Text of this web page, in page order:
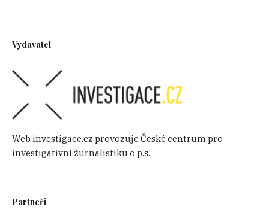
Vydavatel
Web investigace.cz provozuje České centrum pro
investigativní žurnalistiku o.p.s.
Partneři